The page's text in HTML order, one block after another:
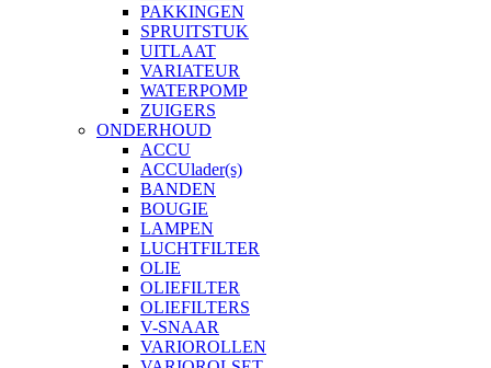
PAKKINGEN
SPRUITSTUK
UITLAAT
VARIATEUR
WATERPOMP
ZUIGERS
ONDERHOUD
ACCU
ACCUlader(s)
BANDEN
BOUGIE
LAMPEN
LUCHTFILTER
OLIE
OLIEFILTER
OLIEFILTERS
V-SNAAR
VARIOROLLEN